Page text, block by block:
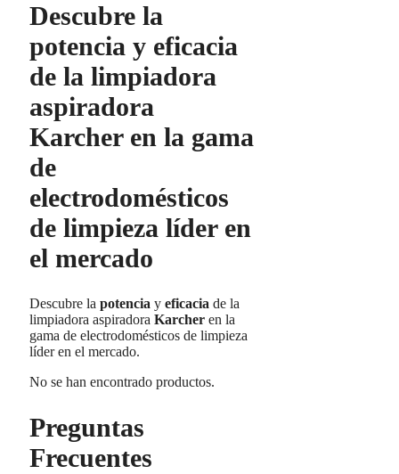
Descubre la
potencia y eficacia
de la limpiadora
aspiradora
Karcher en la gama
de
electrodomésticos
de limpieza líder en
el mercado
Descubre la potencia y eficacia de la
limpiadora aspiradora Karcher en la
gama de electrodomésticos de limpieza
líder en el mercado.
No se han encontrado productos.
Preguntas
Frecuentes